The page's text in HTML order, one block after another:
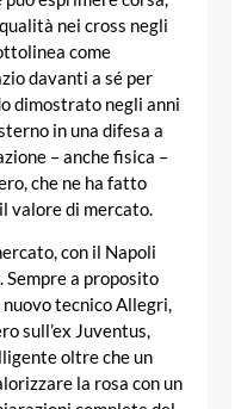
nei cross negli
come
davanti a sé per
dimostrato negli anni
in una difesa a
– anche fisica –
che ne ha fatto
valore di mercato.
con il Napoli
a proposito
tecnico Allegri,
sull’ex Juventus,
oltre che un
la rosa con un